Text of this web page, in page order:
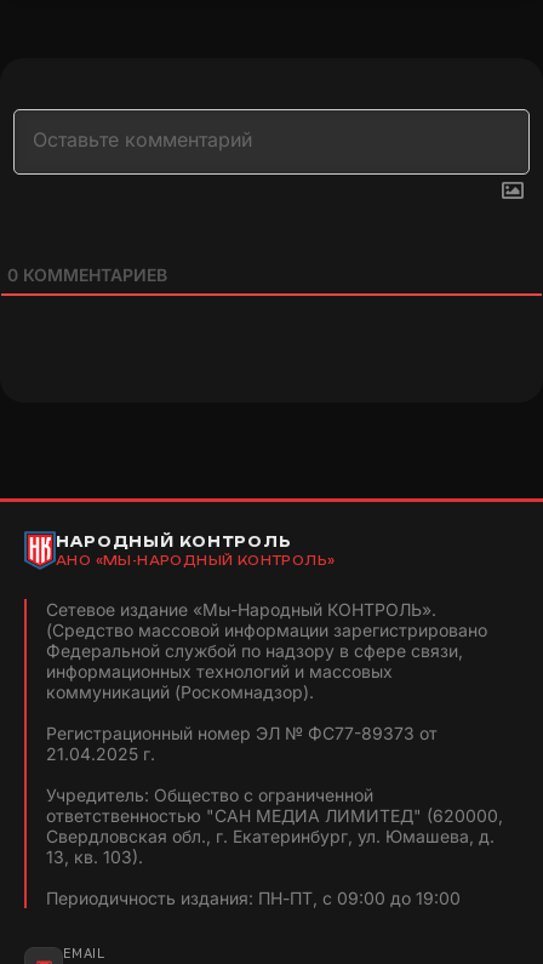
0 КОММЕНТАРИЕВ
НАРОДНЫЙ КОНТРОЛЬ
АНО «МЫ-НАРОДНЫЙ КОНТРОЛЬ»
Сетевое издание «Мы-Народный КОНТРОЛЬ».
(Средство массовой информации зарегистрировано
Федеральной службой по надзору в сфере связи,
информационных технологий и массовых
коммуникаций (Роскомнадзор).
Регистрационный номер ЭЛ № ФС77-89373 от
21.04.2025 г.
Учредитель: Общество с ограниченной
ответственностью "САН МЕДИА ЛИМИТЕД" (620000,
Свердловская обл., г. Екатеринбург, ул. Юмашева, д.
13, кв. 103).
Периодичность издания: ПН-ПТ, с 09:00 до 19:00
EMAIL